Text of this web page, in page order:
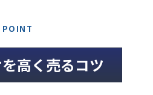
POINT
高く売るコツ